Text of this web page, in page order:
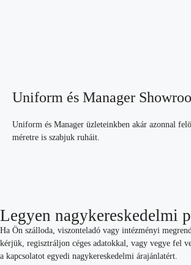
Uniform és Manager
Uniform és Manager üzleteinkben akár azonnal
méretre is szabjuk ruháit.
Legyen nagykereskedelmi
Ha Ön szálloda, viszonteladó vagy intézményi
kérjük, regisztráljon céges adatokkal, vagy vegye fel
a kapcsolatot egyedi nagykereskedelmi árajánlatért.